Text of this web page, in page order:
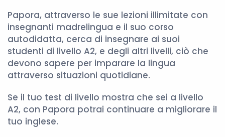
Papora, attraverso le sue lezioni illimitate con
insegnanti madrelingua e il suo corso
autodidatta, cerca di insegnare ai suoi
studenti di livello A2, e degli altri livelli, ciò che
devono sapere per imparare la lingua
attraverso situazioni quotidiane.
Se il tuo test di livello mostra che sei a livello
A2, con Papora potrai continuare a migliorare il
tuo inglese.